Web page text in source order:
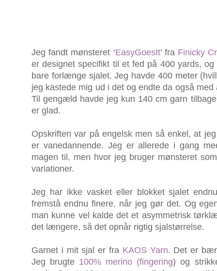
Jeg fandt mønsteret ‘EasyGoesIt’ fra Finicky
er designet specifikt til et fed på 400 yards,
bare forlænge sjalet. Jeg havde 400 meter
jeg kastede mig ud i det og endte da også
Til gengæld havde jeg kun 140 cm garn
er glad.
Opskriften var på engelsk men så enkel, at
er vanedannende. Jeg er allerede i gang
magen til, men hvor jeg bruger mønsteret
variationer.
Jeg har ikke vasket eller blokket sjalet
fremstå endnu finere, når jeg gør det. Og
man kunne vel kalde det et asymmetrisk
det længere, så det opnår rigtig sjalstørrelse.
Garnet i mit sjal er fra KAOS Yarn. Det er
Jeg brugte 100% merino (fingering) og